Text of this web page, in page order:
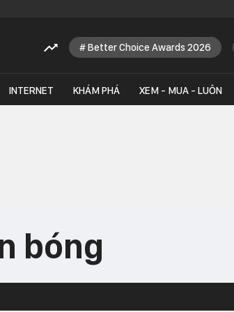
Better Choice Awards 2026
INTERNET KHÁM PHÁ XEM - MUA - LUÔN
bóng